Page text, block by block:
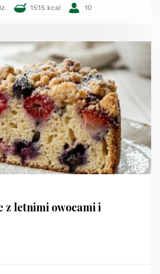
1515 kcal 10
z letnimi owocami i